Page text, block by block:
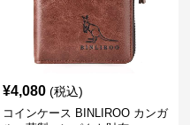
¥4,080 (税込)
コインケース BINLIROO カンガ